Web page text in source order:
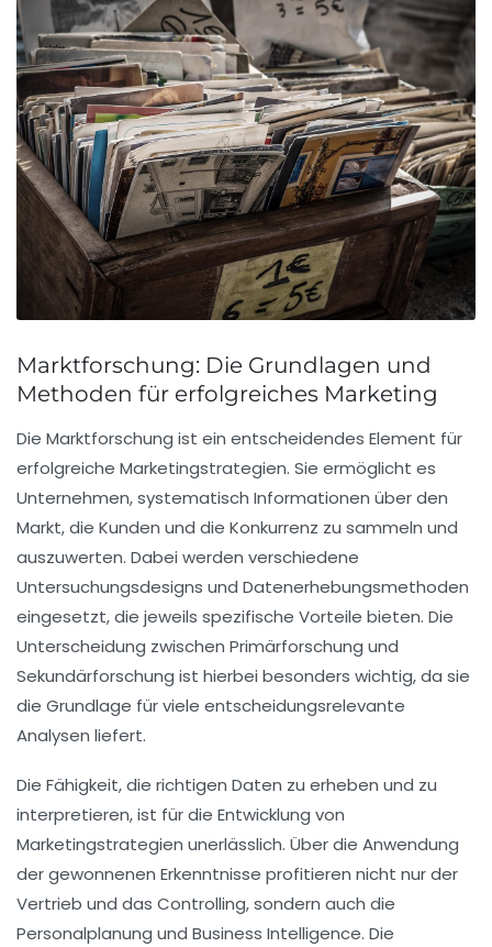
Marktforschung: Die Grundlagen und
Methoden für erfolgreiches Marketing
Die Marktforschung ist ein entscheidendes Element für
erfolgreiche Marketingstrategien. Sie ermöglicht es
Unternehmen, systematisch Informationen über den
Markt, die Kunden und die Konkurrenz zu sammeln und
auszuwerten. Dabei werden verschiedene
Untersuchungsdesigns und Datenerhebungsmethoden
eingesetzt, die jeweils spezifische Vorteile bieten. Die
Unterscheidung zwischen Primärforschung und
Sekundärforschung ist hierbei besonders wichtig, da sie
die Grundlage für viele entscheidungsrelevante
Analysen liefert.
Die Fähigkeit, die richtigen Daten zu erheben und zu
interpretieren, ist für die Entwicklung von
Marketingstrategien unerlässlich. Über die Anwendung
der gewonnenen Erkenntnisse profitieren nicht nur der
Vertrieb und das Controlling, sondern auch die
Personalplanung und Business Intelligence. Die